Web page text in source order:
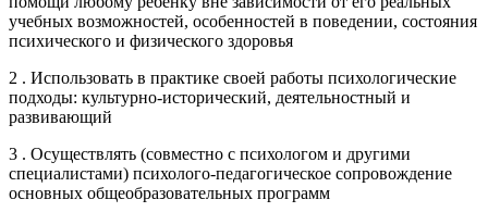
учебных возможностей, особенностей в поведении, состояния
психического и физического здоровья
2 . Использовать в практике своей работы психологические
подходы: культурно-исторический, деятельностный и
развивающий
3 . Осуществлять (совместно с психологом и другими
специалистами) психолого-педагогическое сопровождение
основных общеобразовательных программ